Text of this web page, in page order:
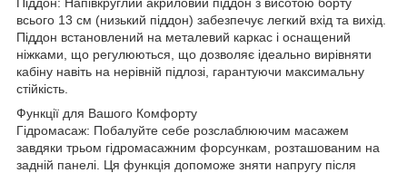
всього 13 см (низький піддон) забезпечує легкий вхід та вихід.
Піддон встановлений на металевий каркас і оснащений
ніжками, що регулюються, що дозволяє ідеально вирівняти
кабіну навіть на нерівній підлозі, гарантуючи максимальну
стійкість.
Функції для Вашого Комфорту
Гідромасаж: Побалуйте себе розслаблюючим масажем
завдяки трьом гідромасажним форсункам, розташованим на
задній панелі. Ця функція допоможе зняти напругу після